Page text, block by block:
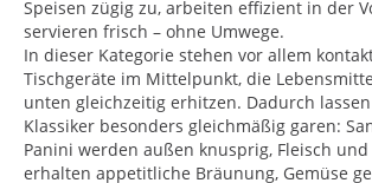
Speisen zügig zu, arbeiten effizient in der
servieren frisch – ohne Umwege.
In dieser Kategorie stehen vor allem
Tischgeräte im Mittelpunkt, die
unten gleichzeitig erhitzen. Dadurch
Klassiker besonders gleichmäßig garen:
Panini werden außen knusprig, Fleisch und
erhalten appetitliche Bräunung, Gemüse